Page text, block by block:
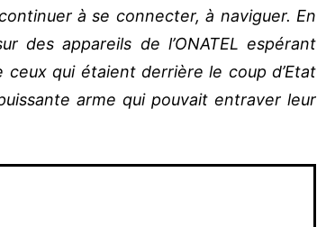
à se connecter, à naviguer. En
des appareils de l’ONATEL espérant
qui étaient derrière le coup d’Etat
arme qui pouvait entraver leur